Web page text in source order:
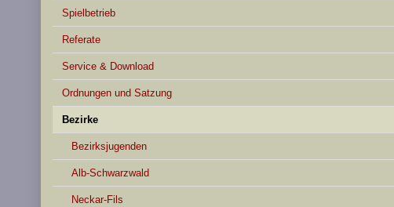
Spielbetrieb
Referate
Service & Download
Ordnungen und Satzung
Bezirke
Bezirksjugenden
Alb-Schwarzwald
Neckar-Fils